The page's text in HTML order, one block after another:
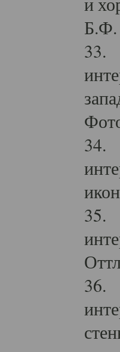
Б.Ф.
33.
34.
35.
36.